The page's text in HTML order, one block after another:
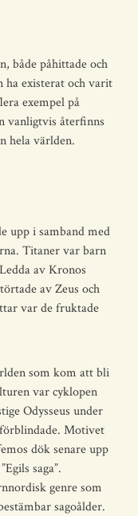
både påhittade och
ha existerat och varit
exempel på
vanligtvis återfinns
hela världen.
upp i samband med
Titaner var barn
av Kronos
av Zeus och
var de fruktade
som kom att bli
var cyklopen
Odysseus under
Motivet
dök senare upp
saga”.
genre som
sagoålder.